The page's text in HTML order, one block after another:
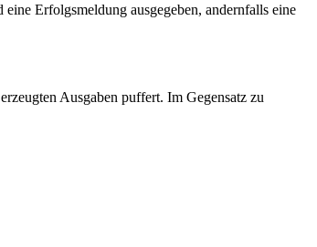
Erfolgsmeldung ausgegeben, andernfalls eine
Ausgaben puffert. Im Gegensatz zu